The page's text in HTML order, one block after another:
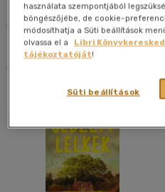
Olvasói vélemények
Szűrés
Megjelenítés
20 db / oldal
használata szempontjából
böngészőjébe, de cookie-
módosíthatja a Süti beállítások
olvassa el a
Libri
tájékoztatóját!
Süti beállítások